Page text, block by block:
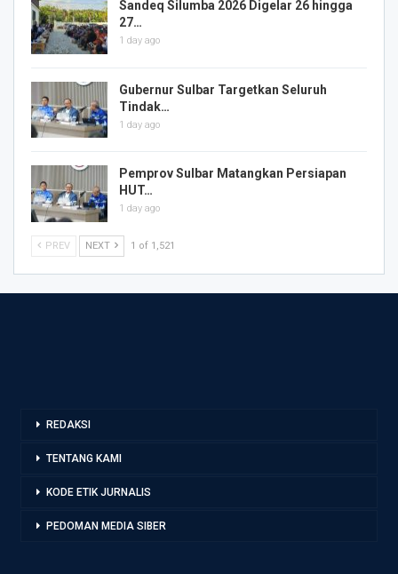
Sandeq Silumba 2026 Digelar 26 hingga
27…
1 day ago
Gubernur Sulbar Targetkan Seluruh
Tindak…
1 day ago
Pemprov Sulbar Matangkan Persiapan
HUT…
1 day ago
PREV NEXT 1 of 1,521
REDAKSI
TENTANG KAMI
KODE ETIK JURNALIS
PEDOMAN MEDIA SIBER